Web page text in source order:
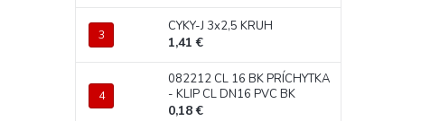
CYKY-J 3x2,5 KRUH
1,41 €
082212 CL 16 BK PRÍCHYTKA
- KLIP CL DN16 PVC BK
0,18 €